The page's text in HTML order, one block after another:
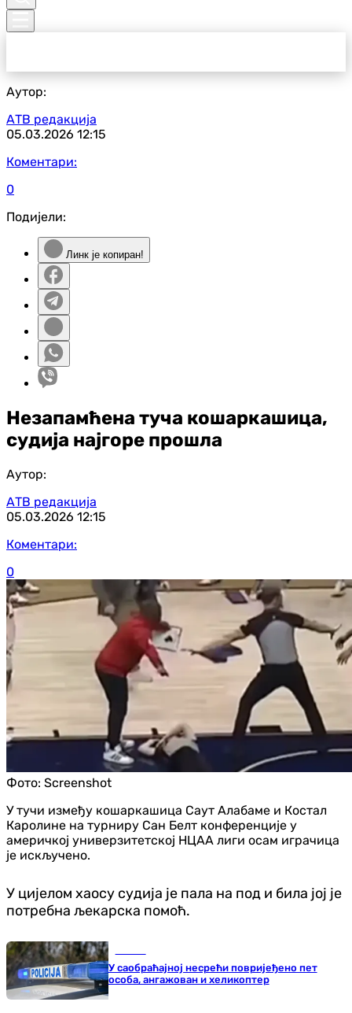
Аутор:
АТВ редакција
05.03.2026 12:15
Коментари:
0
Подијели:
Линк је копиран!
Незапамћена туча кошаркашица,
судија најгоре прошла
Аутор:
АТВ редакција
05.03.2026 12:15
Коментари:
0
Фото: Screenshot
У тучи између кошаркашица Саут Алабаме и Костал
Каролине на турниру Сан Белт конференције у
америчкој универзитетској НЦАА лиги осам играчица
је искључено.
У цијелом хаосу судија је пала на под и била јој је
потребна љекарска помоћ.
У саобраћајној несрећи повријеђено пет
особа, ангажован и хеликоптер